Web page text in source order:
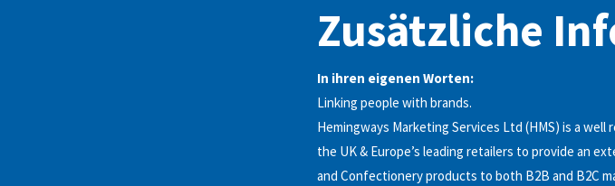
Zusätzliche
In ihren eigenen Worten:
Linking people with brands.
Hemingways Marketing Services Ltd (HMS) is a
the UK & Europe’s leading retailers to provide an
and Confectionery products to both B2B and B2C